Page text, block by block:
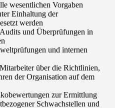
wesentlichen Vorgaben
Einhaltung der
werden
und Überprüfungen in
und internen
über die Richtlinien,
der Organisation auf dem
zur Ermittlung
Schwachstellen und